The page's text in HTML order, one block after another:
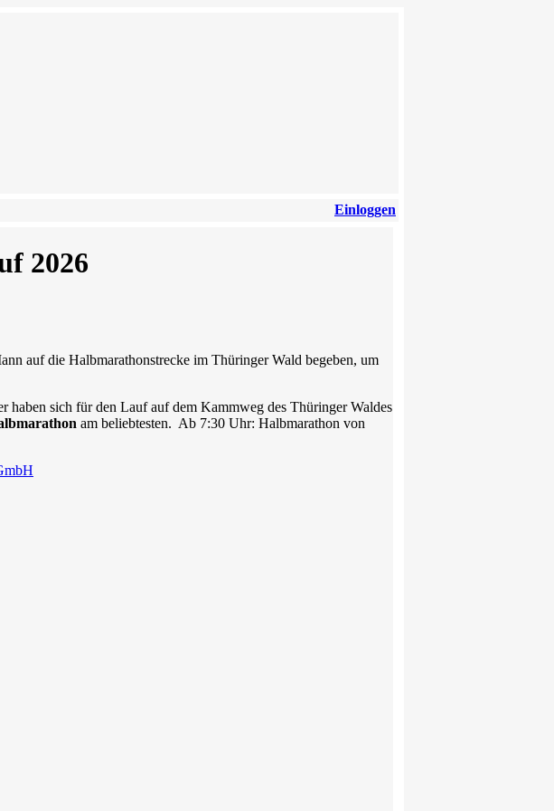
Einloggen
2026
auf die Halbmarathonstrecke im Thüringer Wald begeben, um
haben sich für den Lauf auf dem Kammweg des Thüringer Waldes
am beliebtesten. Ab 7:30 Uhr: Halbmarathon von